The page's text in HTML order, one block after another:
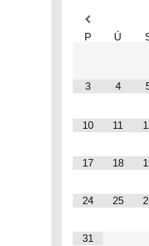
P
Ú
3 4
10 11
17 18
24 25
31